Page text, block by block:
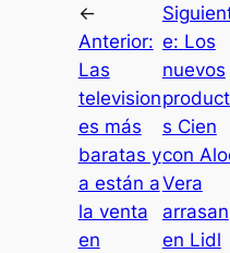
←
Anterior:
Las
television
es más
baratas y
a están a
la venta
en
e: Los
nuevos
s Cien
con
Vera
arrasan
en Lidl